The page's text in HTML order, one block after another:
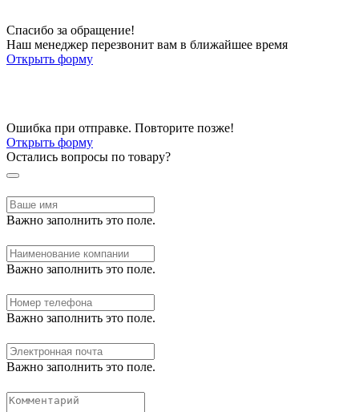
Спасибо за обращение!
Наш менеджер перезвонит вам в ближайшее время
Открыть форму
Ошибка при отправке. Повторите позже!
Открыть форму
Остались вопросы по товару?
Важно заполнить это поле.
Важно заполнить это поле.
Важно заполнить это поле.
Важно заполнить это поле.